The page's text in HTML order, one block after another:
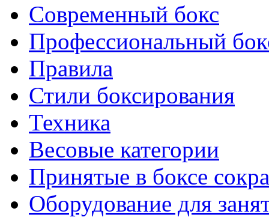
Современный бокс
Профессиональный
Правила
Стили боксирования
Техника
Весовые категории
Принятые в боксе
Оборудование для